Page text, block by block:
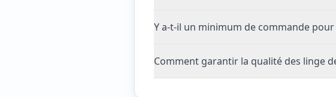
Y a-t-il un minimum de commande
Comment garantir la qualité des linge